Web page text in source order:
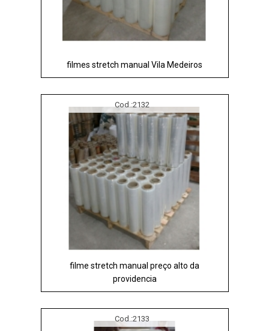
filmes stretch manual Vila Medeiros
Cod.:2132
filme stretch manual preço alto da
providencia
Cod.:2133